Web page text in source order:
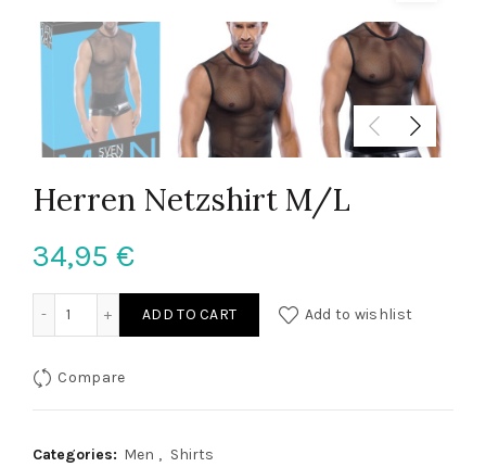
Herren Netzshirt M/L
34,95 €
Herren Netzshirt M/L quantity
ADD TO CART Add to wishlist
Compare
Categories: Men , Shirts